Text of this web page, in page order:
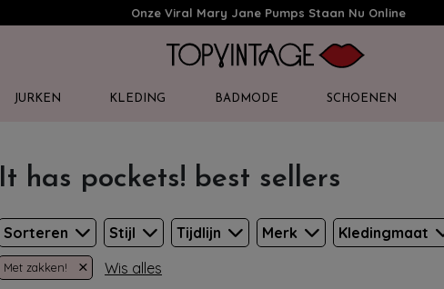
Onze Viral Mary Jane Pumps Staan Nu Online
JURKEN KLEDING BADMODE SCHOENEN
It has pockets! best sellers
Sorteren Stijl Tijdlijn Merk Kledingmaat
Met zakken! × Wis alles